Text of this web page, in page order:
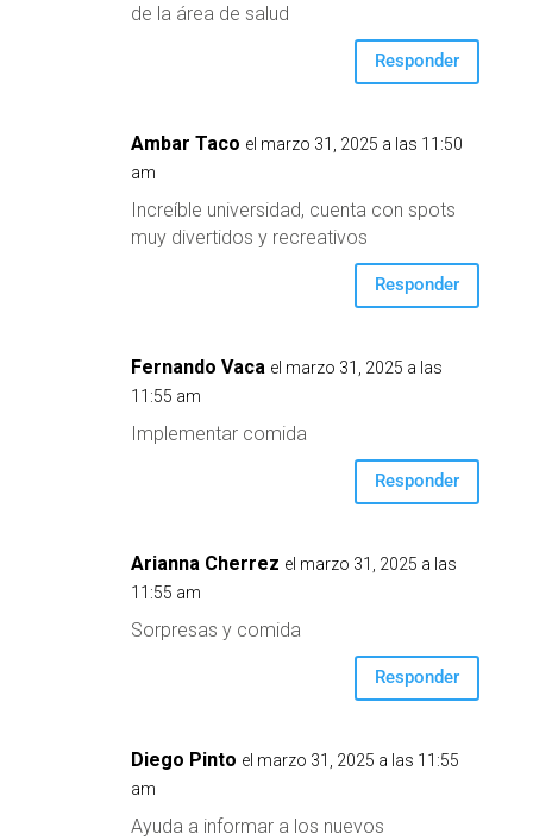
de la área de salud
Responder
Ambar Taco el marzo 31, 2025 a las 11:50
am
Increíble universidad, cuenta con spots
muy divertidos y recreativos
Responder
Fernando Vaca el marzo 31, 2025 a las
11:55 am
Implementar comida
Responder
Arianna Cherrez el marzo 31, 2025 a las
11:55 am
Sorpresas y comida
Responder
Diego Pinto el marzo 31, 2025 a las 11:55
am
Ayuda a informar a los nuevos